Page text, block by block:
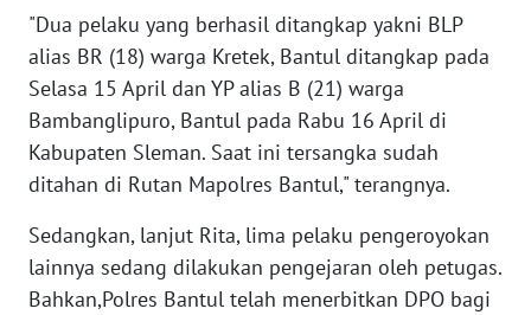
"Dua pelaku yang berhasil ditangkap yakni BLP
alias BR (18) warga Kretek, Bantul ditangkap pada
Selasa 15 April dan YP alias B (21) warga
Bambanglipuro, Bantul pada Rabu 16 April di
Kabupaten Sleman. Saat ini tersangka sudah
ditahan di Rutan Mapolres Bantul," terangnya.
Sedangkan, lanjut Rita, lima pelaku pengeroyokan
lainnya sedang dilakukan pengejaran oleh petugas.
Bahkan,Polres Bantul telah menerbitkan DPO bagi
WN
JAKARTA
WN
JABAR
BANTEN
WN